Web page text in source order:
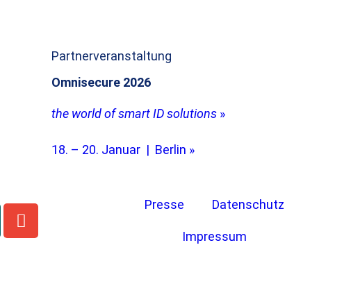
Partnerveranstaltung
Omnisecure 2026
the world of smart ID solutions »
18. – 20. Januar | Berlin »
Presse Datenschutz
Impressum